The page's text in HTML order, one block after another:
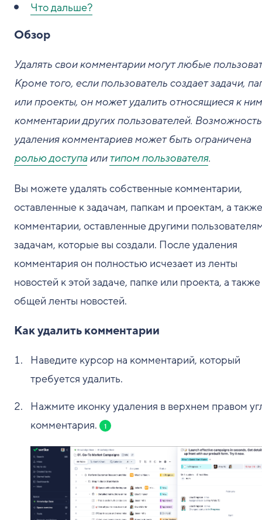
Что дальше?
Обзор
Удалять свои комментарии могут любые
Кроме того, если пользователь создает задачи,
или проекты, он может удалить относящиеся к ним
комментарии других пользователей. Возможность
удаления комментариев может быть ограничена
ролью доступаили типом пользователя.
Вы можете удалять собственные комментарии,
оставленные к задачам, папкам и проектам, а также
комментарии, оставленные другими
задачам, которые вы создали. После удаления
комментария он полностью исчезает из ленты
новостей к этой задаче, папке или проекта, а
общей ленты новостей.
Как удалить комментарии
Наведите курсор на комментарий, который
требуется удалить.
Нажмите иконку удаления в верхнем правом
комментария.
1